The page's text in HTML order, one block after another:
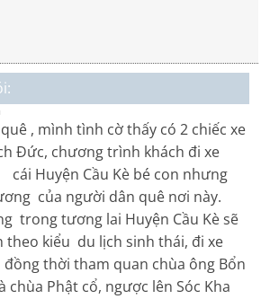
, mình tình cờ thấy có 2 chiếc xe
Đức, chương trình khách đi xe
Huyện Cầu Kè bé con nhưng
của người dân quê nơi này.
trong tương lai Huyện Cầu Kè sẽ
theo kiểu du lịch sinh thái, đi xe
thời tham quan chùa ông Bổn
chùa Phật cổ, ngược lên Sóc Kha